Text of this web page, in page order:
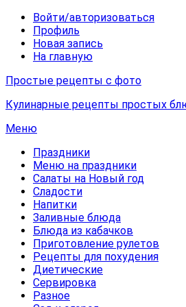
Войти/авторизоваться
Профиль
Новая запись
На главную
Простые рецепты с фото
Кулинарные рецепты простых
Меню
Праздники
Меню на праздники
Салаты на Новый год
Сладости
Напитки
Заливные блюда
Блюда из кабачков
Приготовление рулетов
Рецепты для похудения
Диетические
Сервировка
Разное